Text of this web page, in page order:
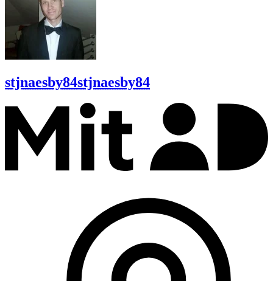
stjnaesby84stjnaesby84